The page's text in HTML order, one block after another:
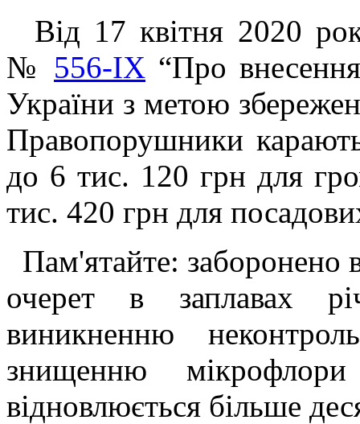
Від 17 квітня 2020
№ 556-ІХ “Про
України з метою
Правопорушники
до 6 тис. 120 грн для
тис. 420 грн для
Пам'ятайте: заборонено
очерет в заплавах
виникненню
знищенню
відновлюється більше